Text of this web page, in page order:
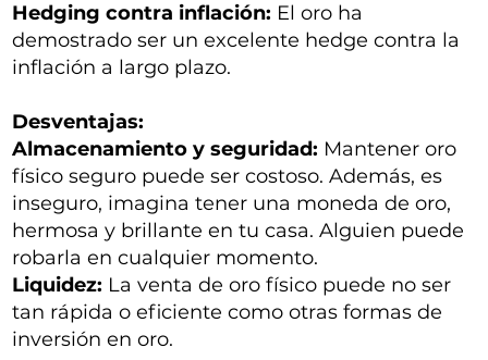
Hedging contra inflación: El oro ha
demostrado ser un excelente hedge contra la
inflación a largo plazo.
Desventajas:
Almacenamiento y seguridad: Mantener oro
físico seguro puede ser costoso. Además, es
inseguro, imagina tener una moneda de oro,
hermosa y brillante en tu casa. Alguien puede
robarla en cualquier momento.
Liquidez: La venta de oro físico puede no ser
tan rápida o eficiente como otras formas de
inversión en oro.